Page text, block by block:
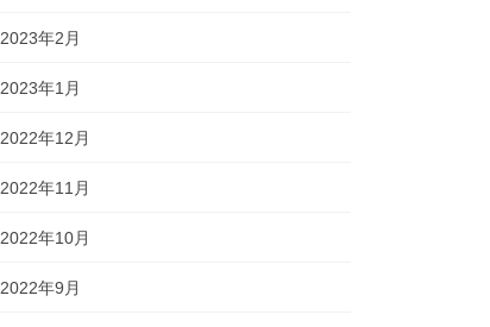
2023年2月
2023年1月
2022年12月
2022年11月
2022年10月
2022年9月